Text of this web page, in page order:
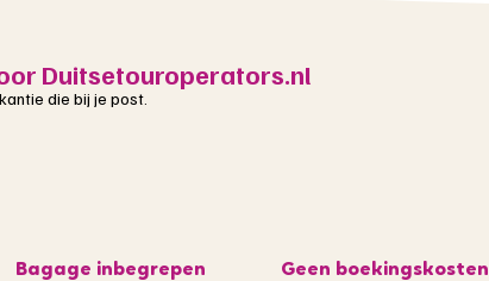
Duitsetouroperators.nl
die bij je post.
Bagage inbegrepen Geen boekingskosten